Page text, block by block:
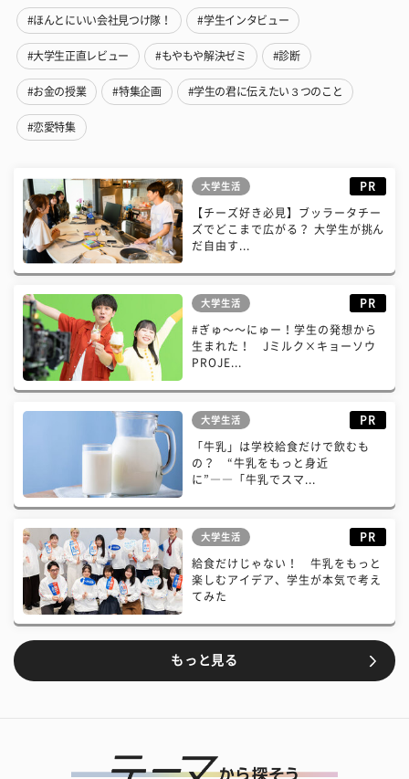
#ほんとにいい会社見つけ隊！ #学生インタビュー
#大学生正直レビュー #もやもや解決ゼミ #診断
#お金の授業 #特集企画 #学生の君に伝えたい３つのこと
#恋愛特集
大学生活 PR
【チーズ好き必見】ブッラータチー
ズでどこまで広がる？ 大学生が挑ん
だ自由す...
大学生活 PR
#ぎゅ〜〜にゅー！学生の発想から
生まれた！ Jミルク×キョーソウ
PROJE...
大学生活 PR
「牛乳」は学校給食だけで飲むも
の？ “牛乳をもっと身近
に”――「牛乳でスマ...
大学生活 PR
給食だけじゃない！ 牛乳をもっと
楽しむアイデア、学生が本気で考え
てみた
もっと見る